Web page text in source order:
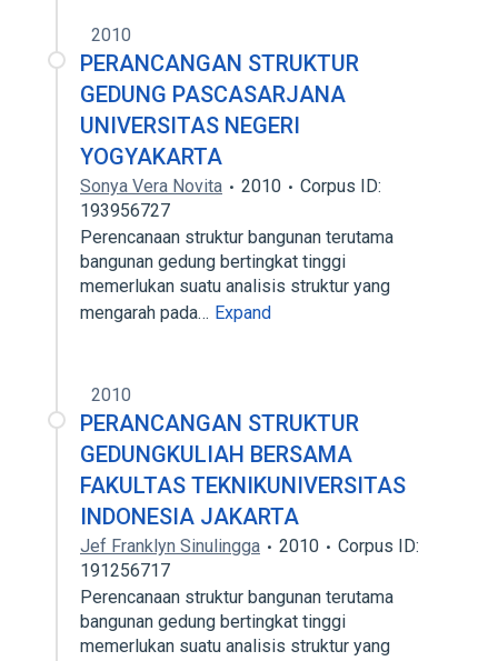
2010
PERANCANGAN STRUKTUR
GEDUNG PASCASARJANA
UNIVERSITAS NEGERI
YOGYAKARTA
Sonya Vera Novita 2010
Corpus ID:
193956727
Perencanaan struktur bangunan terutama
bangunan gedung bertingkat tinggi
memerlukan suatu analisis struktur yang
mengarah pada… Expand
2010
PERANCANGAN STRUKTUR
GEDUNGKULIAH BERSAMA
FAKULTAS TEKNIKUNIVERSITAS
INDONESIA JAKARTA
Jef Franklyn Sinulingga 2010
Corpus ID:
191256717
Perencanaan struktur bangunan terutama
bangunan gedung bertingkat tinggi
memerlukan suatu analisis struktur yang